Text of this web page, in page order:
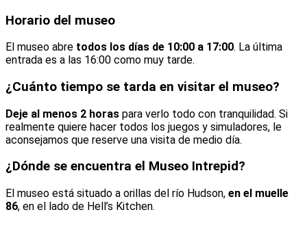
Horario del museo
El museo abre todos los días de 10:00 a 17:00. La última
entrada es a las 16:00 como muy tarde.
¿Cuánto tiempo se tarda en visitar el museo?
Deje al menos 2 horas para verlo todo con tranquilidad. Si
realmente quiere hacer todos los juegos y simuladores, le
aconsejamos que reserve una visita de medio día.
¿Dónde se encuentra el Museo Intrepid?
El museo está situado a orillas del río Hudson, en el muelle
86, en el lado de Hell’s Kitchen.